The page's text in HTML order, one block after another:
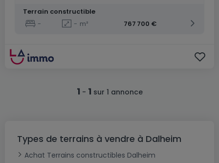
Terrain constructible
-
- m² 767 700 €
1 - 1 sur 1 annonce
Types de terrains à vendre à Dalheim
Achat Terrains constructibles Dalheim